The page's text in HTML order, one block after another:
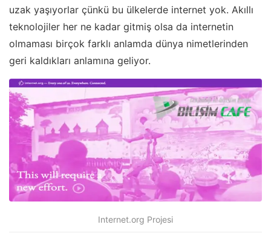
uzak yaşıyorlar çünkü bu ülkelerde internet yok. Akıllı
teknolojiler her ne kadar gitmiş olsa da internetin
olmaması birçok farklı anlamda dünya nimetlerinden
geri kaldıkları anlamına geliyor.
Internet.org Projesi